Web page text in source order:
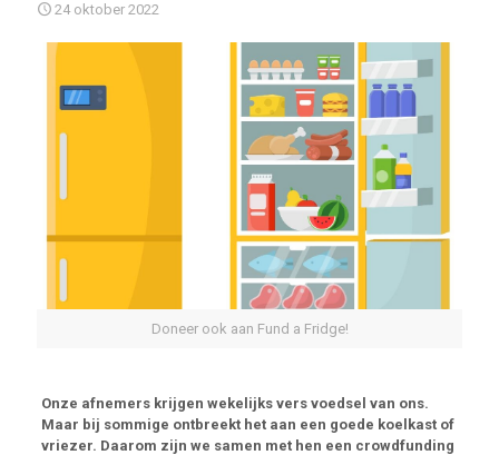
24 oktober 2022
Doneer ook aan Fund a Fridge!
Onze afnemers krijgen wekelijks vers voedsel van ons.
Maar bij sommige ontbreekt het aan een goede koelkast of
vriezer. Daarom zijn we samen met hen een crowdfunding